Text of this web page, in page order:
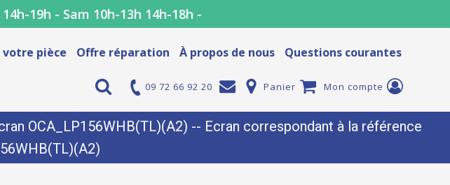
19h - Sam 10h-13h 14h-18h -
votre pièce Offre réparation À propos de nous Questions courantes
09 72 66 92 20 Panier Mon compte
OCA_LP156WHB(TL)(A2) -- Ecran correspondant à la référence